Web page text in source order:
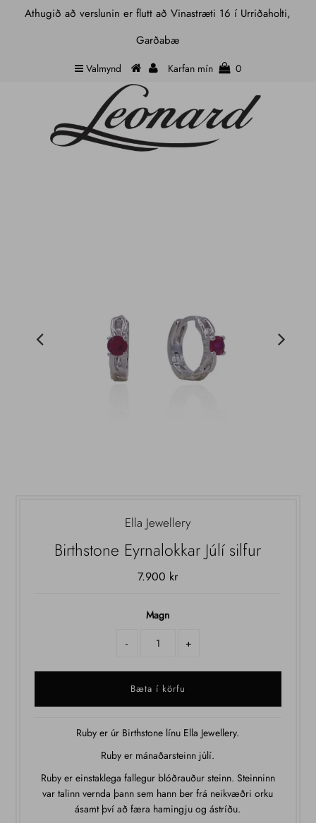
Athugið að verslunin er flutt að Vinastræti 16 í Urriðaholti,
Garðabæ
Valmynd Karfan mín 0
Ella Jewellery
Birthstone Eyrnalokkar Júlí silfur
7.900 kr
Magn
-
+
Ruby er úr Birthstone línu Ella Jewellery.
Ruby er mánaðarsteinn júlí.
Ruby er einstaklega fallegur blóðrauður steinn. Steinninn
var talinn vernda þann sem hann ber frá neikvæðri orku
ásamt því að færa hamingju og ástríðu.